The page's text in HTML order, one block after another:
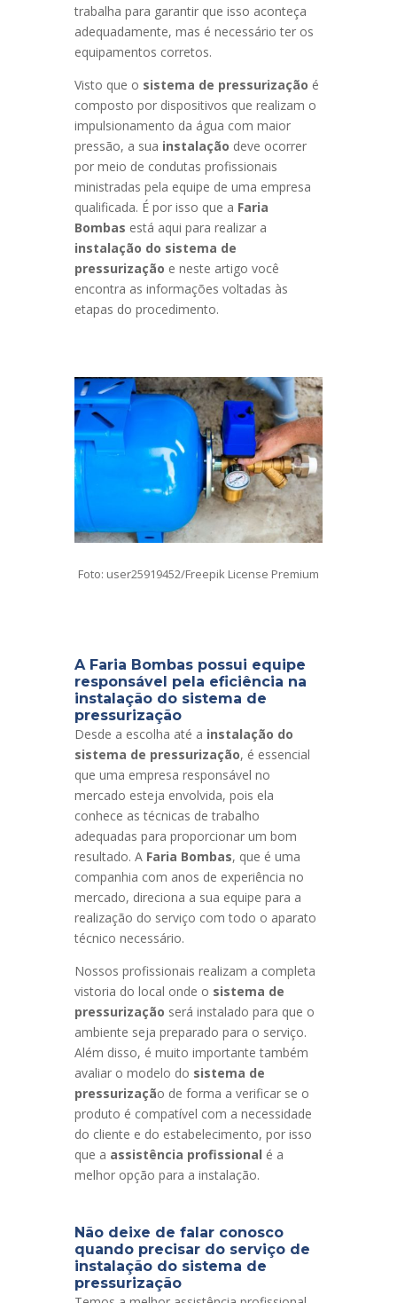
trabalha para garantir que isso aconteça
adequadamente, mas é necessário ter os
equipamentos corretos.
Visto que o sistema de pressurização é
composto por dispositivos que realizam o
impulsionamento da água com maior
pressão, a sua instalação deve ocorrer
por meio de condutas profissionais
ministradas pela equipe de uma empresa
qualificada. É por isso que a Faria
Bombas está aqui para realizar a
instalação do sistema de
pressurização e neste artigo você
encontra as informações voltadas às
etapas do procedimento.
Foto: user25919452/Freepik License Premium
A Faria Bombas possui equipe
responsável pela eficiência na
instalação do sistema de
pressurização
Desde a escolha até a instalação do
sistema de pressurização, é essencial
que uma empresa responsável no
mercado esteja envolvida, pois ela
conhece as técnicas de trabalho
adequadas para proporcionar um bom
resultado. A Faria Bombas, que é uma
companhia com anos de experiência no
mercado, direciona a sua equipe para a
realização do serviço com todo o aparato
técnico necessário.
Nossos profissionais realizam a completa
vistoria do local onde o sistema de
pressurização será instalado para que o
ambiente seja preparado para o serviço.
Além disso, é muito importante também
avaliar o modelo do sistema de
pressurização de forma a verificar se o
produto é compatível com a necessidade
do cliente e do estabelecimento, por isso
que a assistência profissional é a
melhor opção para a instalação.
Não deixe de falar conosco
quando precisar do serviço de
instalação do sistema de
pressurização